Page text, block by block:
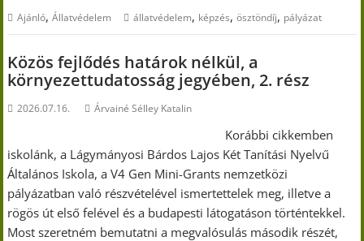
Ajánló,Állatvédelem állatvédelem, képzés,ösztöndíj, pályázat
Közös fejlődés határok nélkül, a
környezettudatosság jegyében, 2. rész
2026.07.16. Árvainé Sélley Katalin
Korábbi cikkemben
iskolánk, a Lágymányosi Bárdos Lajos Két Tanítási Nyelvű
Általános Iskola, a V4 Gen Mini-Grants nemzetközi
pályázatban való részvételével ismertettelek meg, illetve a
rögös út első felével és a budapesti látogatáson történtekkel.
Most szeretném bemutatni a megvalósulás második részét,